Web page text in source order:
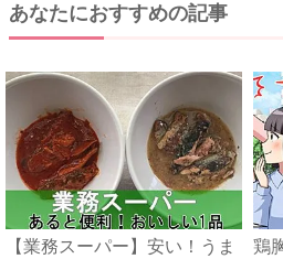
あなたにおすすめの記事
【業務スーパー】安い！うま
鶏